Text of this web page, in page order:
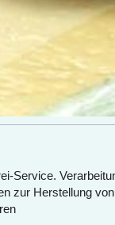
Service.
zur Herstellung